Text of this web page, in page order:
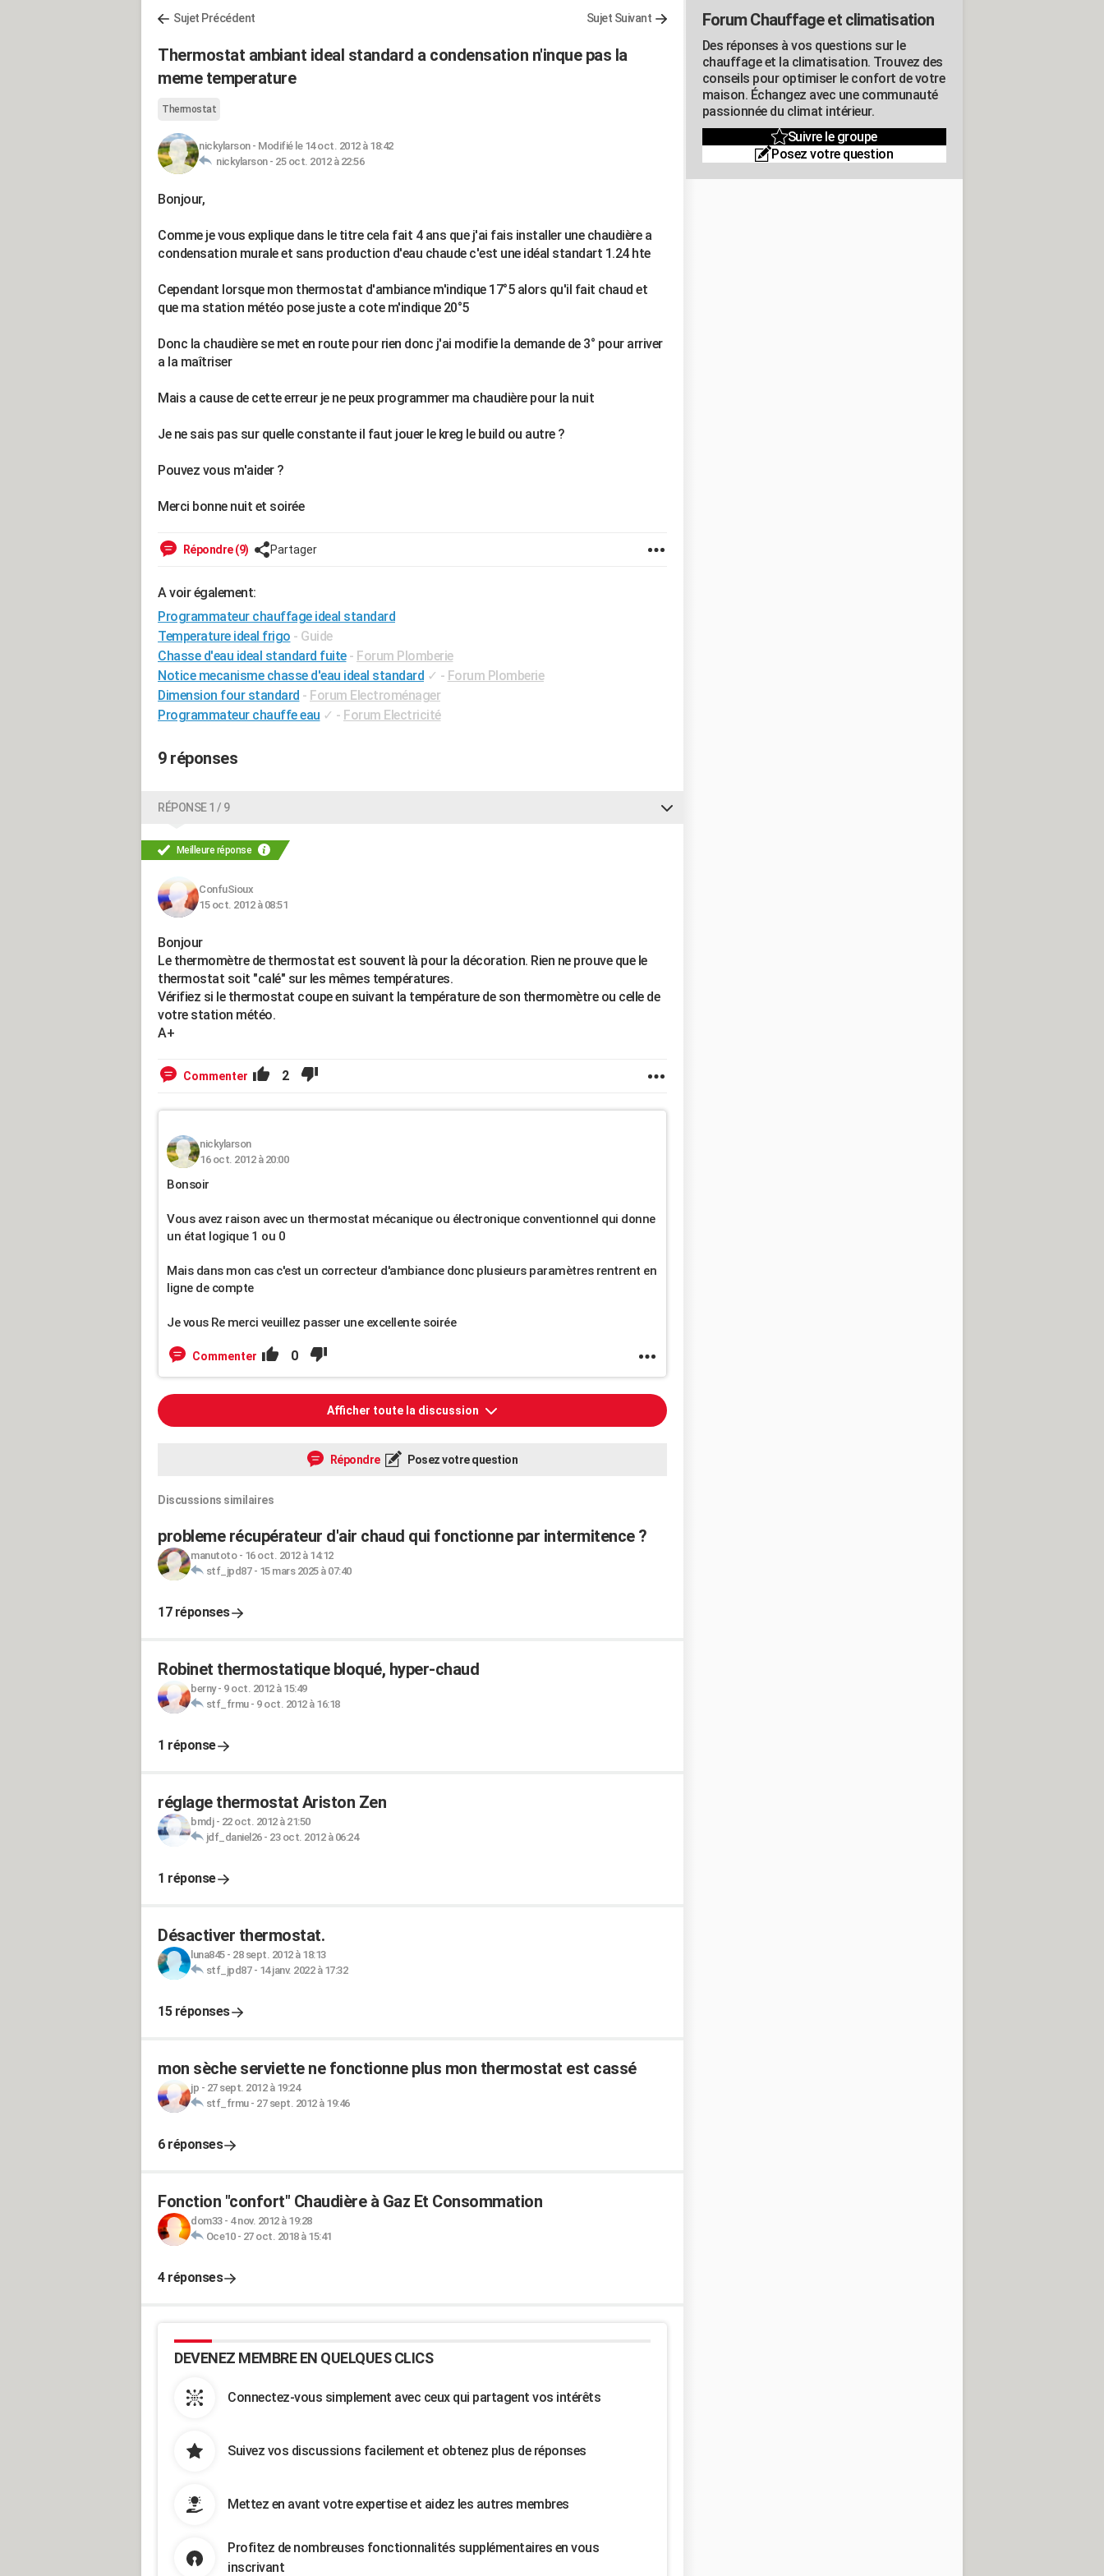
Sujet Précédent Sujet Suivant
Thermostat ambiant ideal standard a condensation n'inque pas la
meme temperature
Thermostat
nickylarson- Modifié le 14 oct. 2012 à 18:42
nickylarson - 25 oct. 2012 à 22:56
Bonjour,
Comme je vous explique dans le titre cela fait 4 ans que j'ai fais installer une chaudière a
condensation murale et sans production d'eau chaude c'est une idéal standart 1.24 hte
Cependant lorsque mon thermostat d'ambiance m'indique 17°5 alors qu'il fait chaud et
que ma station météo pose juste a cote m'indique 20°5
Donc la chaudière se met en route pour rien donc j'ai modifie la demande de 3° pour arriver
a la maîtriser
Mais a cause de cette erreur je ne peux programmer ma chaudière pour la nuit
Je ne sais pas sur quelle constante il faut jouer le kreg le build ou autre ?
Pouvez vous m'aider ?
Merci bonne nuit et soirée
Répondre (9) Partager
A voir également:
Programmateur chauffage ideal standard
Temperature ideal frigo - Guide
Chasse d'eau ideal standard fuite - Forum Plomberie
Notice mecanisme chasse d'eau ideal standard ✓ - Forum Plomberie
Dimension four standard - Forum Electroménager
Programmateur chauffe eau ✓ - Forum Electricité
9 réponses
RÉPONSE 1 / 9
Meilleure réponse
ConfuSioux
15 oct. 2012 à 08:51
Bonjour
Le thermomètre de thermostat est souvent là pour la décoration. Rien ne prouve que le
thermostat soit "calé" sur les mêmes températures.
Vérifiez si le thermostat coupe en suivant la température de son thermomètre ou celle de
votre station météo.
A+
Commenter 2
nickylarson
16 oct. 2012 à 20:00
Bonsoir
Vous avez raison avec un thermostat mécanique ou électronique conventionnel qui donne
un état logique 1 ou 0
Mais dans mon cas c'est un correcteur d'ambiance donc plusieurs paramètres rentrent en
ligne de compte
Je vous Re merci veuillez passer une excellente soirée
Commenter 0
Afficher toute la discussion
Répondre Posez votre question
Discussions similaires
probleme récupérateur d'air chaud qui fonctionne par intermitence ?
manutoto- 16 oct. 2012 à 14:12
stf_jpd87- 15 mars 2025 à 07:40
17 réponses
Robinet thermostatique bloqué, hyper-chaud
berny- 9 oct. 2012 à 15:49
stf_frmu- 9 oct. 2012 à 16:18
1 réponse
réglage thermostat Ariston Zen
bmdj- 22 oct. 2012 à 21:50
jdf_daniel26- 23 oct. 2012 à 06:24
1 réponse
Désactiver thermostat.
luna845- 28 sept. 2012 à 18:13
stf_jpd87- 14 janv. 2022 à 17:32
15 réponses
mon sèche serviette ne fonctionne plus mon thermostat est cassé
jp - 27 sept. 2012 à 19:24
stf_frmu- 27 sept. 2012 à 19:46
6 réponses
Fonction "confort" Chaudière à Gaz Et Consommation
dom33- 4 nov. 2012 à 19:28
Oce10- 27 oct. 2018 à 15:41
4 réponses
DEVENEZ MEMBRE EN QUELQUES CLICS
Connectez-vous simplement avec ceux qui partagent vos intérêts
Suivez vos discussions facilement et obtenez plus de réponses
Mettez en avant votre expertise et aidez les autres membres
Profitez de nombreuses fonctionnalités supplémentaires en vous
inscrivant
Forum Chauffage et climatisation
Des réponses à vos questions sur le
chauffage et la climatisation. Trouvez des
conseils pour optimiser le confort de votre
maison. Échangez avec une communauté
passionnée du climat intérieur.
Suivre le groupe
Posez votre question